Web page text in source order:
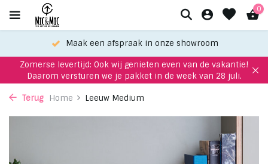
0
Maak een afspraak in onze showroom
Zomerse levertijd: Ook wij genieten even van de vakantie!
Daarom versturen we je pakket in de week van 28 juli.
Terug Home Leeuw Medium